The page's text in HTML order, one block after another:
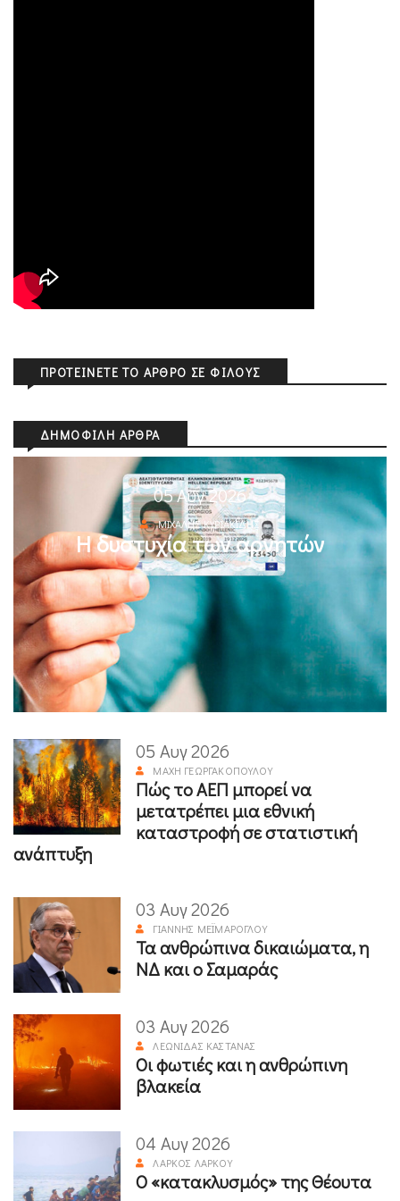
ΠΡΟΤΕΊΝΕΤΕ ΤΟ ΆΡΘΡΟ ΣΕ ΦΊΛΟΥΣ
ΔΗΜΟΦΙΛΉ ΆΡΘΡΑ
05 Αυγ 2026
ΜΙΧΆΛΗΣ ΚΥΡΙΑΚΊΔΗΣ
Η δυστυχία των αρνητών
05 Αυγ 2026
ΜΆΧΗ ΓΕΩΡΓΑΚΟΠΟΎΛΟΥ
Πώς το ΑΕΠ μπορεί να
μετατρέπει μια εθνική
καταστροφή σε στατιστική
ανάπτυξη
03 Αυγ 2026
ΓΙΆΝΝΗΣ ΜΕΪΜΆΡΟΓΛΟΥ
Τα ανθρώπινα δικαιώματα, η
ΝΔ και ο Σαμαράς
03 Αυγ 2026
ΛΕΩΝΊΔΑΣ ΚΑΣΤΑΝΆΣ
Οι φωτιές και η ανθρώπινη
βλακεία
04 Αυγ 2026
ΛΆΡΚΟΣ ΛΆΡΚΟΥ
Ο «κατακλυσμός» της Θέουτα